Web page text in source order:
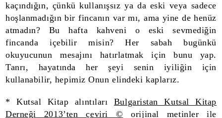
kaçındığın, çünkü kullanışsız ya da eski veya sadece
hoşlanmadığın bir fincanın var mı, ama yine de henüz
atmadın? Bu hafta kahveni o eski sevmediğin
fincanda içebilir misin? Her sabah bugünkü
okuyucunun mesajını hatırlatmak için bunu yap.
Tanrı, hayatında her şeyi senin iyiliğin için
kullanabilir, hepimiz Onun elindeki kaplarız.
* Kutsal Kitap alıntıları Bulgaristan Kutsal Kitap
Derneği 2013’ten çeviri © orijinal metinler ile